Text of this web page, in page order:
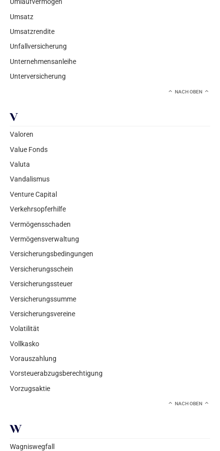
Umlaufvermögen
Umsatz
Umsatzrendite
Unfallversicherung
Unternehmensanleihe
Unterversicherung
NACH OBEN
V
Valoren
Value Fonds
Valuta
Vandalismus
Venture Capital
Verkehrsopferhilfe
Vermögensschaden
Vermögensverwaltung
Versicherungsbedingungen
Versicherungsschein
Versicherungssteuer
Versicherungssumme
Versicherungsvereine
Volatilität
Vollkasko
Vorauszahlung
Vorsteuerabzugsberechtigung
Vorzugsaktie
NACH OBEN
W
Wagniswegfall